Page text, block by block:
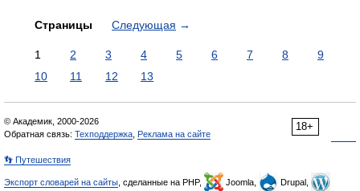
Страницы Следующая →
1 2 3 4 5 6 7 8
9
10
11 12 13
18+
© Академик, 2000-2026
Обратная связь: Техподдержка Реклама на сайте
👣 Путешествия
Экспорт словарей на сайты , сделанные на PHP, Joomla,
Drupal,